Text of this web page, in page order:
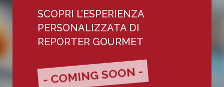
SCOPRI L’ESPERIENZA
PERSONALIZZATA DI
REPORTER GOURMET
- COMING SOON -